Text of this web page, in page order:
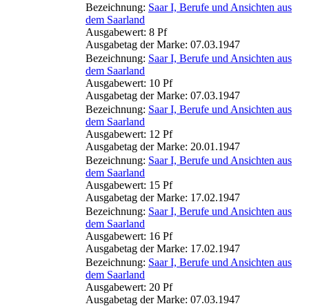
Bezeichnung: Saar I, Berufe und Ansichten aus
dem Saarland
Ausgabewert: 8 Pf
Ausgabetag der Marke: 07.03.1947
Bezeichnung: Saar I, Berufe und Ansichten aus
dem Saarland
Ausgabewert: 10 Pf
Ausgabetag der Marke: 07.03.1947
Bezeichnung: Saar I, Berufe und Ansichten aus
dem Saarland
Ausgabewert: 12 Pf
Ausgabetag der Marke: 20.01.1947
Bezeichnung: Saar I, Berufe und Ansichten aus
dem Saarland
Ausgabewert: 15 Pf
Ausgabetag der Marke: 17.02.1947
Bezeichnung: Saar I, Berufe und Ansichten aus
dem Saarland
Ausgabewert: 16 Pf
Ausgabetag der Marke: 17.02.1947
Bezeichnung: Saar I, Berufe und Ansichten aus
dem Saarland
Ausgabewert: 20 Pf
Ausgabetag der Marke: 07.03.1947